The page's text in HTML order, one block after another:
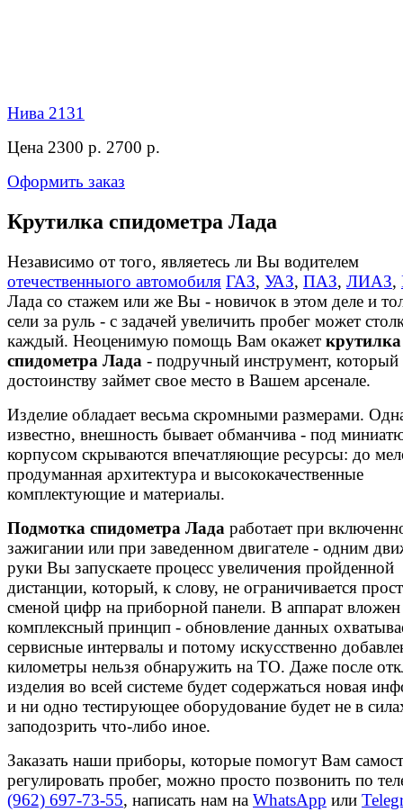
Нива 2131
Цена 2300 р. 2700 р.
Оформить заказ
Крутилка спидометра Лада
Независимо от того, являетесь ли Вы водителем
отечественныого автомобиля ГАЗ, УАЗ, ПАЗ, ЛИАЗ,
Лада со стажем или же Вы - новичок в этом деле и
сели за руль - с задачей увеличить пробег может
каждый. Неоценимую помощь Вам окажет крутилка
спидометра Лада - подручный инструмент, который
достоинству займет свое место в Вашем арсенале.
Изделие обладает весьма скромными размерами.
известно, внешность бывает обманчива - под
корпусом скрываются впечатляющие ресурсы: до
продуманная архитектура и высококачественные
комплектующие и материалы.
Подмотка спидометра Лада работает при
зажигании или при заведенном двигателе - одним
руки Вы запускаете процесс увеличения пройденной
дистанции, который, к слову, не ограничивается
сменой цифр на приборной панели. В аппарат вложен
комплексный принцип - обновление данных
сервисные интервалы и потому искусственно
километры нельзя обнаружить на ТО. Даже после
изделия во всей системе будет содержаться новая
и ни одно тестирующее оборудование будет не в
заподозрить что-либо иное.
Заказать наши приборы, которые помогут Вам
регулировать пробег, можно просто позвонить по
(962) 697-73-55, написать нам на WhatsApp или